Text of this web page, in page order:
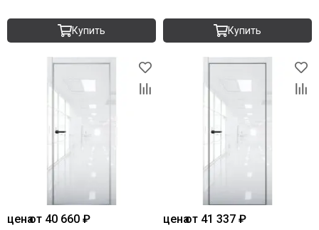
Купить Купить
ценаот 40 660 ₽ ценаот 41 337 ₽